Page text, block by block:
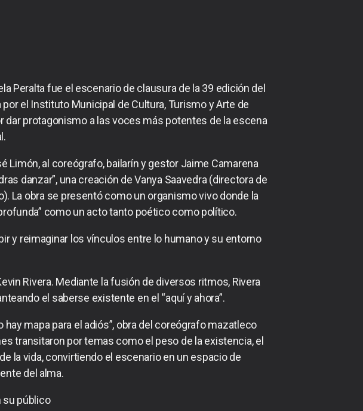
Peralta fue el escenario de clausura de la 39 edición del
el Instituto Municipal de Cultura, Turismo y Arte de
dar protagonismo a las voces más potentes de la escena
Limón, al coreógrafo, bailarín y gestor Jaime Camarena
danzar”, una creación de Vanya Saavedra (directora de
La obra se presentó como un organismo vivo donde la
como un acto tanto poético como político.
y reimaginar los vínculos entre lo humano y su entorno
Rivera. Mediante la fusión de diversos ritmos, Rivera
el saberse existente en el “aquí y ahora”.
mapa para el adiós”, obra del coreógrafo mazatleco
transitaron por temas como el peso de la existencia, el
la vida, convirtiendo el escenario en un espacio de
del alma.
su público